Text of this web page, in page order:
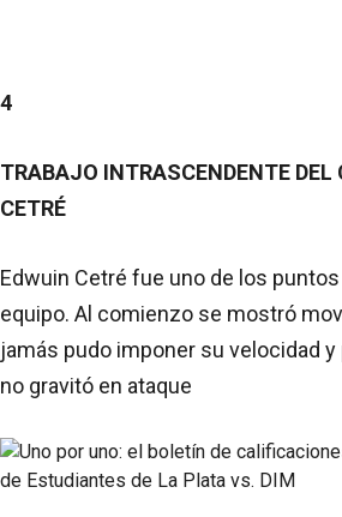
4
TRABAJO INTRASCENDENTE DEL
CETRÉ
Edwuin Cetré fue uno de los
equipo. Al comienzo se mostró
jamás pudo imponer su velocidad
no gravitó en ataque